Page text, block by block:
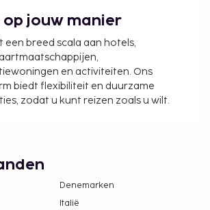
op jouw manier
een breed scala aan hotels,
en activiteiten. Ons
biedt flexibiliteit en duurzame
zodat u kunt reizen zoals u wilt.
Denemarken
Italië